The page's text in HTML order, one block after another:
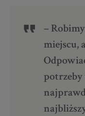
–
miejscu,